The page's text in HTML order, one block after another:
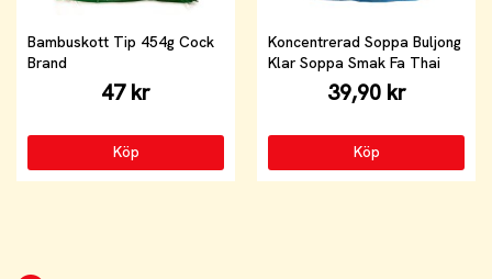
Bambuskott Tip 454g Cock
Brand
47 kr
Köp
Koncentrerad Soppa Buljong
Klar Soppa Smak Fa Thai
39,90 kr
Köp